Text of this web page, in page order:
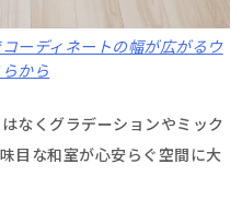
ーディネートの幅が広がるウ
から
なくグラデーションやミック
目な和室が心安らぐ空間に大